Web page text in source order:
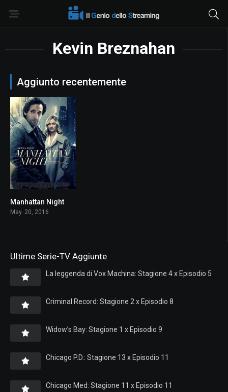
Kevin Breznahan
Aggiunto recentemente
6.2
Manhattan Night
May. 20, 2016
Ultime Serie-TV Aggiunte
La leggenda di Vox Machina: Stagione 4 x Episodio 5
Criminal Record: Stagione 2 x Episodio 8
Widow’s Bay: Stagione 1 x Episodio 9
Chicago P.D.: Stagione 13 x Episodio 11
Chicago Med: Stagione 11 x Episodio 11